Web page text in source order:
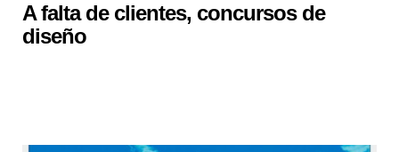
A falta de clientes, concursos de
diseño